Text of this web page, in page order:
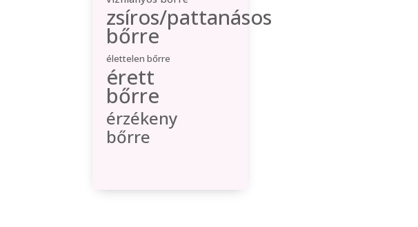
zsíros/pattanásos
bőrre
élettelen bőrre
érett
bőrre
érzékeny
bőrre